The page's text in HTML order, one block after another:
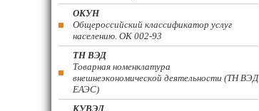
ОКУН
Общероссийский классификатор услуг
населению. ОК 002-93
ТН ВЭД
Товарная номенклатура
внешнеэкономической деятельности (ТН ВЭД
ЕАЭС)
КУВЭД